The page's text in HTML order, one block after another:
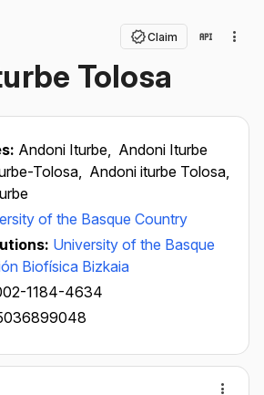
Claim
Tolosa
Andoni Iturbe, Andoni Iturbe
Tolosa, Andoni iturbe Tolosa,
of the Basque Country
University of the Basque
Biofísica Bizkaia
1184-4634